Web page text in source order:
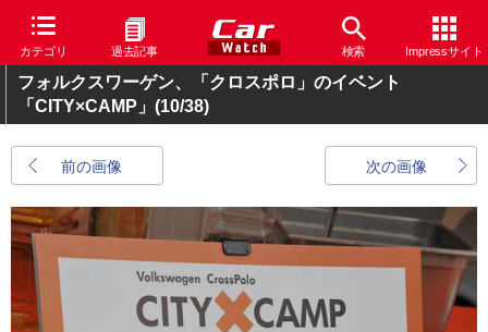
カテゴリ 過去記事 検索 Impressサイト
フォルクスワーゲン、「クロスポロ」のイベント
「CITY×CAMP」 (10/38)
前の画像 次の画像